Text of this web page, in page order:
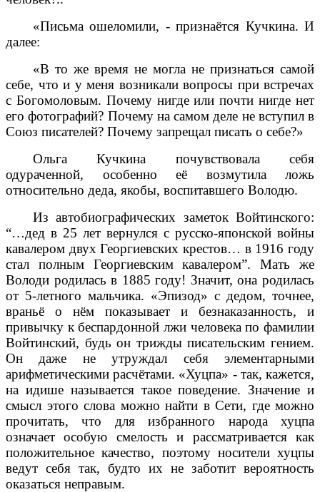
«Письма ошеломили, - признаётся Кучкина. И
далее:
«В то же время не могла не признаться самой
себе, что и у меня возникали вопросы при встречах
с Богомоловым. Почему нигде или почти нигде нет
его фотографий? Почему на самом деле не вступил в
Союз писателей? Почему запрещал писать о себе?»
Ольга Кучкина почувствовала себя
одураченной, особенно её возмутила ложь
относительно деда, якобы, воспитавшего Володю.
Из автобиографических заметок Войтинского:
“…дед в 25 лет вернулся с русско-японской войны
кавалером двух Георгиевских крестов… в 1916 году
стал полным Георгиевским кавалером”. Мать же
Володи родилась в 1885 году! Значит, она родилась
от 5-летного мальчика. «Эпизод» с дедом, точнее,
враньё о нём показывает и безнаказанность, и
привычку к беспардонной лжи человека по фамилии
Войтинский, будь он трижды писательским гением.
Он даже не утруждал себя элементарными
арифметическими расчётами. «Хуцпа» - так, кажется,
на идише называется такое поведение. Значение и
смысл этого слова можно найти в Сети, где можно
прочитать, что для избранного народа хуцпа
означает особую смелость и рассматривается как
положительное качество, поэтому носители хуцпы
ведут себя так, будто их не заботит вероятность
оказаться неправым.